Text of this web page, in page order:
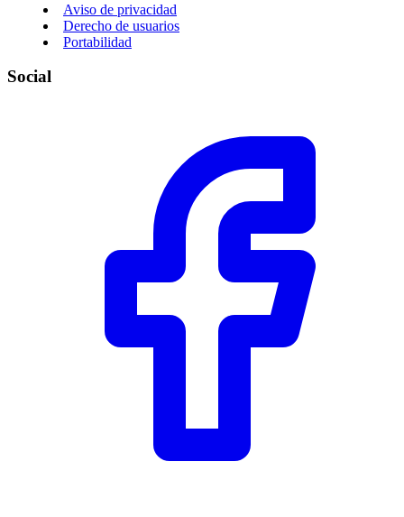
Aviso de privacidad
Derecho de usuarios
Portabilidad
Social